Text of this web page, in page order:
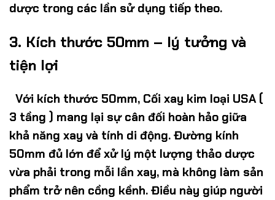
dược trong các lần sử dụng tiếp theo.
3. Kích thước 50mm – lý tưởng và
tiện lợi
Với kích thước 50mm, Cối xay kim loại USA (
3 tầng ) mang lại sự cân đối hoàn hảo giữa
khả năng xay và tính di động. Đường kính
50mm đủ lớn để xử lý một lượng thảo dược
vừa phải trong mỗi lần xay, mà không làm sản
phẩm trở nên cồng kềnh. Điều này giúp người